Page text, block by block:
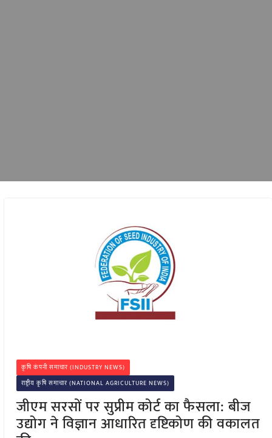
कृषि कंपनी समाचार (INDUSTRY NEWS)
राष्ट्रीय कृषि समाचार (NATIONAL AGRICULTURE NEWS)
जीएम सरसों पर सुप्रीम कोर्ट का फैसला: बीज
उद्योग ने विज्ञान आधारित दृष्टिकोण की वकालत